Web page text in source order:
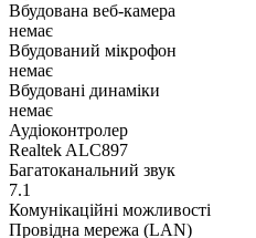
Вбудована веб-камера
немає
Вбудований мікрофон
немає
Вбудовані динаміки
немає
Аудіоконтролер
Realtek ALC897
Багатоканальний звук
7.1
Комунікаційні можливості
Провідна мережа (LAN)